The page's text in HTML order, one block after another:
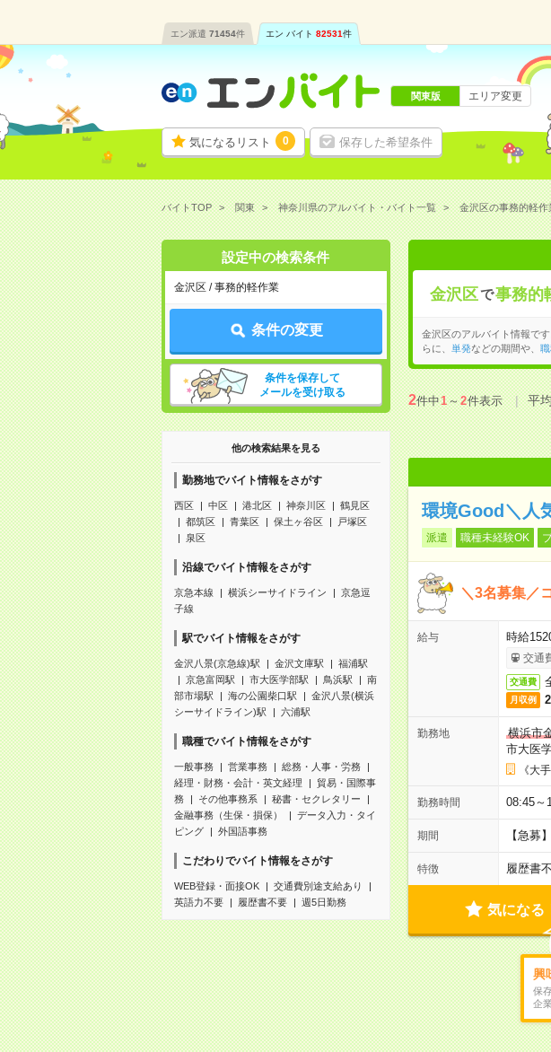
エン派遣 71454件 エン バイト 82531件
気になるリスト 0 保存した希望条件
関東版 エリア変更
バイトTOP 関東 神奈川県のアルバイト・バイト一覧 金沢区の事務的軽
設定中の検索条件
金沢区 / 事務的軽作業
条件の変更
条件を保存して
メールを受け取る
他の検索結果を見る
勤務地でバイト情報をさがす
西区 中区 港北区 神奈川区
鶴見区
都筑区
青葉区 保土ヶ谷区
戸塚区
泉区
沿線でバイト情報をさがす
京急本線 横浜シーサイドライン
京急逗
子線
駅でバイト情報をさがす
金沢八景(京急線)駅 金沢文庫駅
福浦駅
京急富岡駅
市大医学部駅 鳥浜駅
南
部市場駅
海の公園柴口駅
金沢八景(横浜
シーサイドライン)駅
六浦駅
職種でバイト情報をさがす
一般事務 営業事務
総務・人事・労務
経理・財務・会計・英文経理
貿易・国際事
務
その他事務系
秘書・セクレタリー
金融事務（生保・損保）
データ入力・タイ
ピング
外国語事務
こだわりでバイト情報をさがす
WEB登録・面接OK
交通費別途支給あり
英語力不要
履歴書不要 週5日勤務
金沢区で事務的
金沢区のアルバイト情報で
らに、
単発などの期間や、
2件中1～2件表示 平
環境Good＼人
派遣 職種未経験OK
＼3名募集／
給与 時給
交通
交通費
月収例
勤務地
横浜市
市大医
《大
勤務時間 08:45～
期間 【急募
特徴 履歴書
気になる
興
保
企